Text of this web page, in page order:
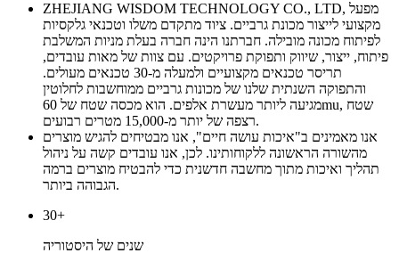
ZHEJIANG WISDOM TECHNOLOGY CO., LTD, מפעל
מקצועי לייצור מכונת גרביים. ציוד מתקדם משלו וטכנאי גלקסיות
לפיתוח מכונה מובילה. חברתנו הינה חברה בעלת מניות המשלבת
פיתוח, ייצור, שיווק ותפוקת פרויקטים. עם צוות של מאות עובדים,
תריסר טכנאים מקצועיים ולמעלה מ-30 טכנאים מעולים.
והתפוקה השנתית שלנו של מכונות גרביים ממוחשבות לחלוטין
מגיעה ליותר מעשרת אלפים. הוא מכסה שטח של 60mu, שטח
רצפה של יותר מ-15,000 מטרים רבועים.
אנו מאמינים ב"איכות עושה חיים", אנו מבטיחים להגיש מוצרים
מהשורה הראשונה ללקוחותינו. לכן, אנו עובדים קשה על ניהול
תהליך ואיכות מתוך מחשבה חדשנית כדי להבטיח מוצרים ברמה
הגבוהה ביותר.
30+
שנים של היסטוריה